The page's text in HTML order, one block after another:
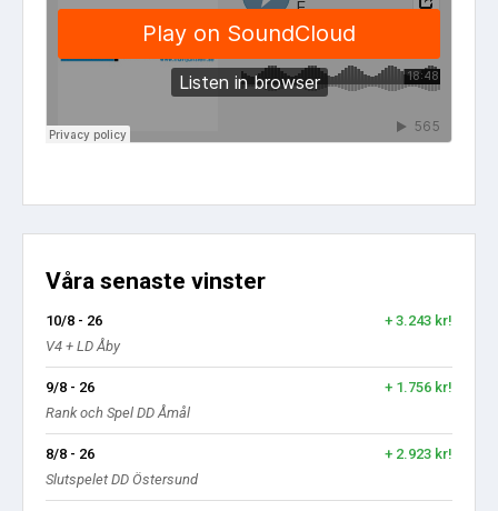
Våra senaste vinster
10/8 - 26
+ 3.243 kr!
V4 + LD Åby
9/8 - 26
+ 1.756 kr!
Rank och Spel DD Åmål
8/8 - 26
+ 2.923 kr!
Slutspelet DD Östersund